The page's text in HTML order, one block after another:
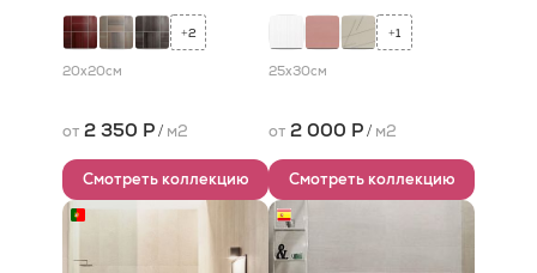
+2
20x20см
от 2 350 Р/ м2
Смотреть коллекцию
+1
25x30см
от 2 000 Р/ м2
Смотреть коллекцию